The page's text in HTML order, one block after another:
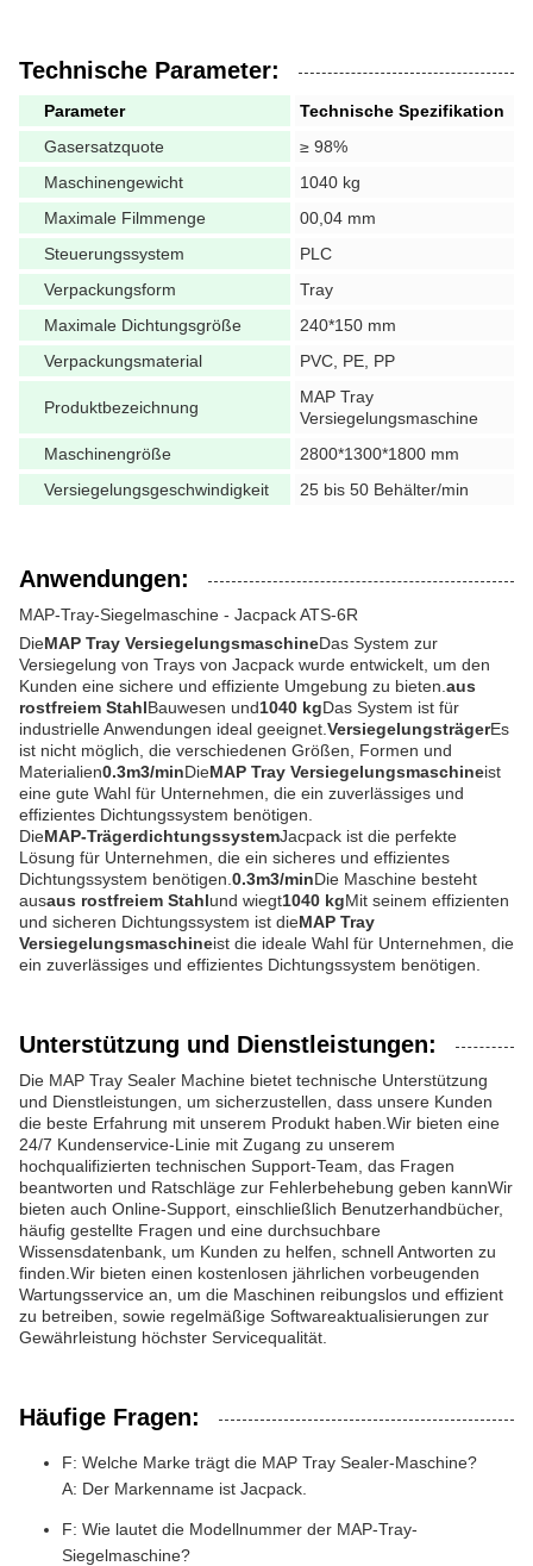
Technische Parameter:
Parameter
Technische Spezifikation
Gasersatzquote
≥ 98%
Maschinengewicht
1040 kg
Maximale Filmmenge
00,04 mm
Steuerungssystem
PLC
Verpackungsform
Tray
Maximale Dichtungsgröße
240*150 mm
Verpackungsmaterial
PVC, PE, PP
Produktbezeichnung
MAP Tray
Versiegelungsmaschine
Maschinengröße
2800*1300*1800 mm
Versiegelungsgeschwindigkeit
25 bis 50 Behälter/min
Anwendungen:
MAP-Tray-Siegelmaschine - Jacpack ATS-6R
DieMAP Tray VersiegelungsmaschineDas System zur
Versiegelung von Trays von Jacpack wurde entwickelt, um den
Kunden eine sichere und effiziente Umgebung zu bieten. aus
rostfreiem StahlBauwesen und1040 kgDas System ist für
industrielle Anwendungen ideal geeignet. VersiegelungsträgerEs
ist nicht möglich, die verschiedenen Größen, Formen und
Materialien0.3m3/minDieMAP Tray Versiegelungsmaschineist
eine gute Wahl für Unternehmen, die ein zuverlässiges und
effizientes Dichtungssystem benötigen.
DieMAP-TrägerdichtungssystemJacpack ist die perfekte
Lösung für Unternehmen, die ein sicheres und effizientes
Dichtungssystem benötigen. 0.3m3/minDie Maschine besteht
ausaus rostfreiem Stahlund wiegt1040 kgMit seinem effizienten
und sicheren Dichtungssystem ist dieMAP Tray
Versiegelungsmaschineist die ideale Wahl für Unternehmen, die
ein zuverlässiges und effizientes Dichtungssystem benötigen.
Unterstützung und Dienstleistungen:
Die MAP Tray Sealer Machine bietet technische Unterstützung
und Dienstleistungen, um sicherzustellen, dass unsere Kunden
die beste Erfahrung mit unserem Produkt haben.Wir bieten eine
24/7 Kundenservice-Linie mit Zugang zu unserem
hochqualifizierten technischen Support-Team, das Fragen
beantworten und Ratschläge zur Fehlerbehebung geben kannWir
bieten auch Online-Support, einschließlich Benutzerhandbücher,
häufig gestellte Fragen und eine durchsuchbare
Wissensdatenbank, um Kunden zu helfen, schnell Antworten zu
finden.Wir bieten einen kostenlosen jährlichen vorbeugenden
Wartungsservice an, um die Maschinen reibungslos und effizient
zu betreiben, sowie regelmäßige Softwareaktualisierungen zur
Gewährleistung höchster Servicequalität.
Häufige Fragen:
F: Welche Marke trägt die MAP Tray Sealer-Maschine?
A: Der Markenname ist Jacpack.
F: Wie lautet die Modellnummer der MAP-Tray-
Siegelmaschine?